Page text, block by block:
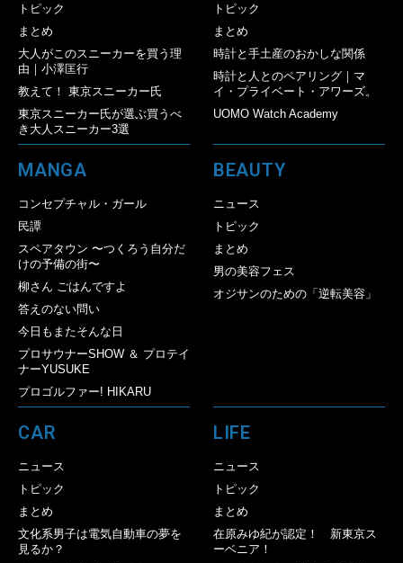
トピック
まとめ
大人がこのスニーカーを買う理
由｜小澤匡行
教えて！ 東京スニーカー氏
東京スニーカー氏が選ぶ買うべ
き大人スニーカー3選
トピック
まとめ
時計と手土産のおかしな関係
時計と人とのペアリング｜マ
イ・プライベート・アワーズ。
UOMO Watch Academy
MANGA
コンセプチャル・ガール
民譚
スペアタウン 〜つくろう自分だ
けの予備の街〜
柳さん ごはんですよ
答えのない問い
今日もまたそんな日
プロサウナーSHOW ＆ プロテイ
ナーYUSUKE
プロゴルファー! HIKARU
BEAUTY
ニュース
トピック
まとめ
男の美容フェス
オジサンのための「逆転美容」
CAR
ニュース
トピック
まとめ
文化系男子は電気自動車の夢を
見るか？
LIFE
ニュース
トピック
まとめ
在原みゆ紀が認定！ 新東京ス
ーベニア！